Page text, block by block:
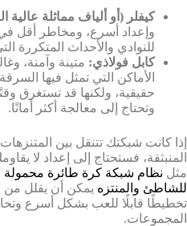
كيفلر (أو ألياف مماثلة عالية
وإعداد أسرع، ومخاطر أقل
للنوادي والأحداث المتكررة
كابل فولاذي: متينة وآمنة،
الأماكن التي تمثل فيها
حقيقية، ولكنها قد تستغرق
وتحتاج إلى معالجة أكثر أمانًا.
إذا كانت شبكتك تتنقل بين
المنبثقة، فستحتاج إلى إعداد لا
مثل نظام شبكة كرة طائرة محمولة
للشاطئ والمنتزه يمكن أن يقلل من
تخطيطًا قابلًا للعب بشكل أسرع
المجموعات.